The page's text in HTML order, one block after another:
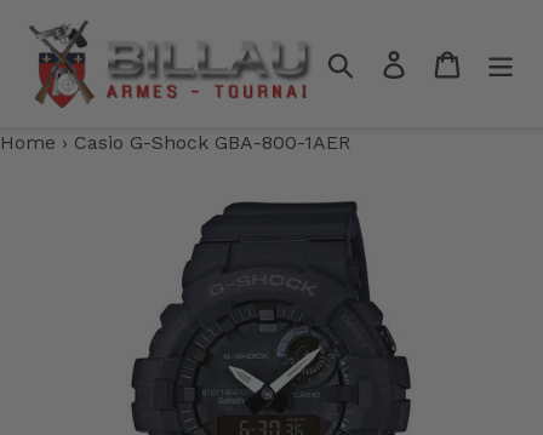
contenu
RechercherSe connecter
Panier
Home › Casio G-Shock GBA-800-1AER